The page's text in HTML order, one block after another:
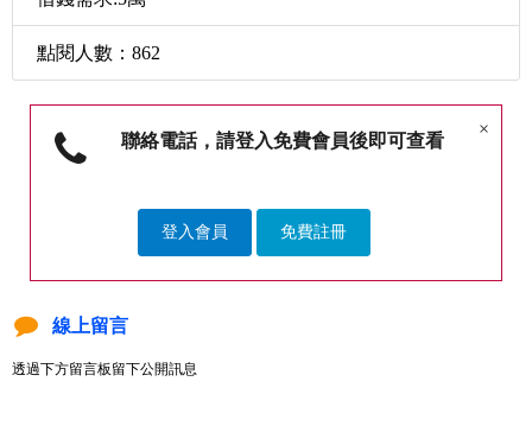
點閱人數：862
×
聯絡電話，請登入免費會員後即可查看
登入會員 免費註冊
線上留言
透過下方留言板留下公開訊息